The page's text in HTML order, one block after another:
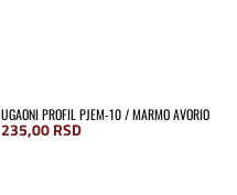
UGAONI PROFIL PJEM-10 / MARMO AVORIO
235,00RSD